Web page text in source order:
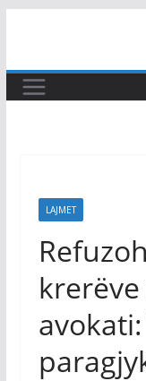
content
LAJMET
krerëve